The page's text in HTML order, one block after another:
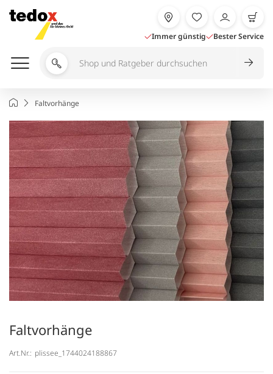
Inhalt
springen
Immer günstig Bester Service
Shop
durchsuchen
StartseiteFaltvorhänge
Faltvorhänge
Art.Nr.: plissee_1744024188867